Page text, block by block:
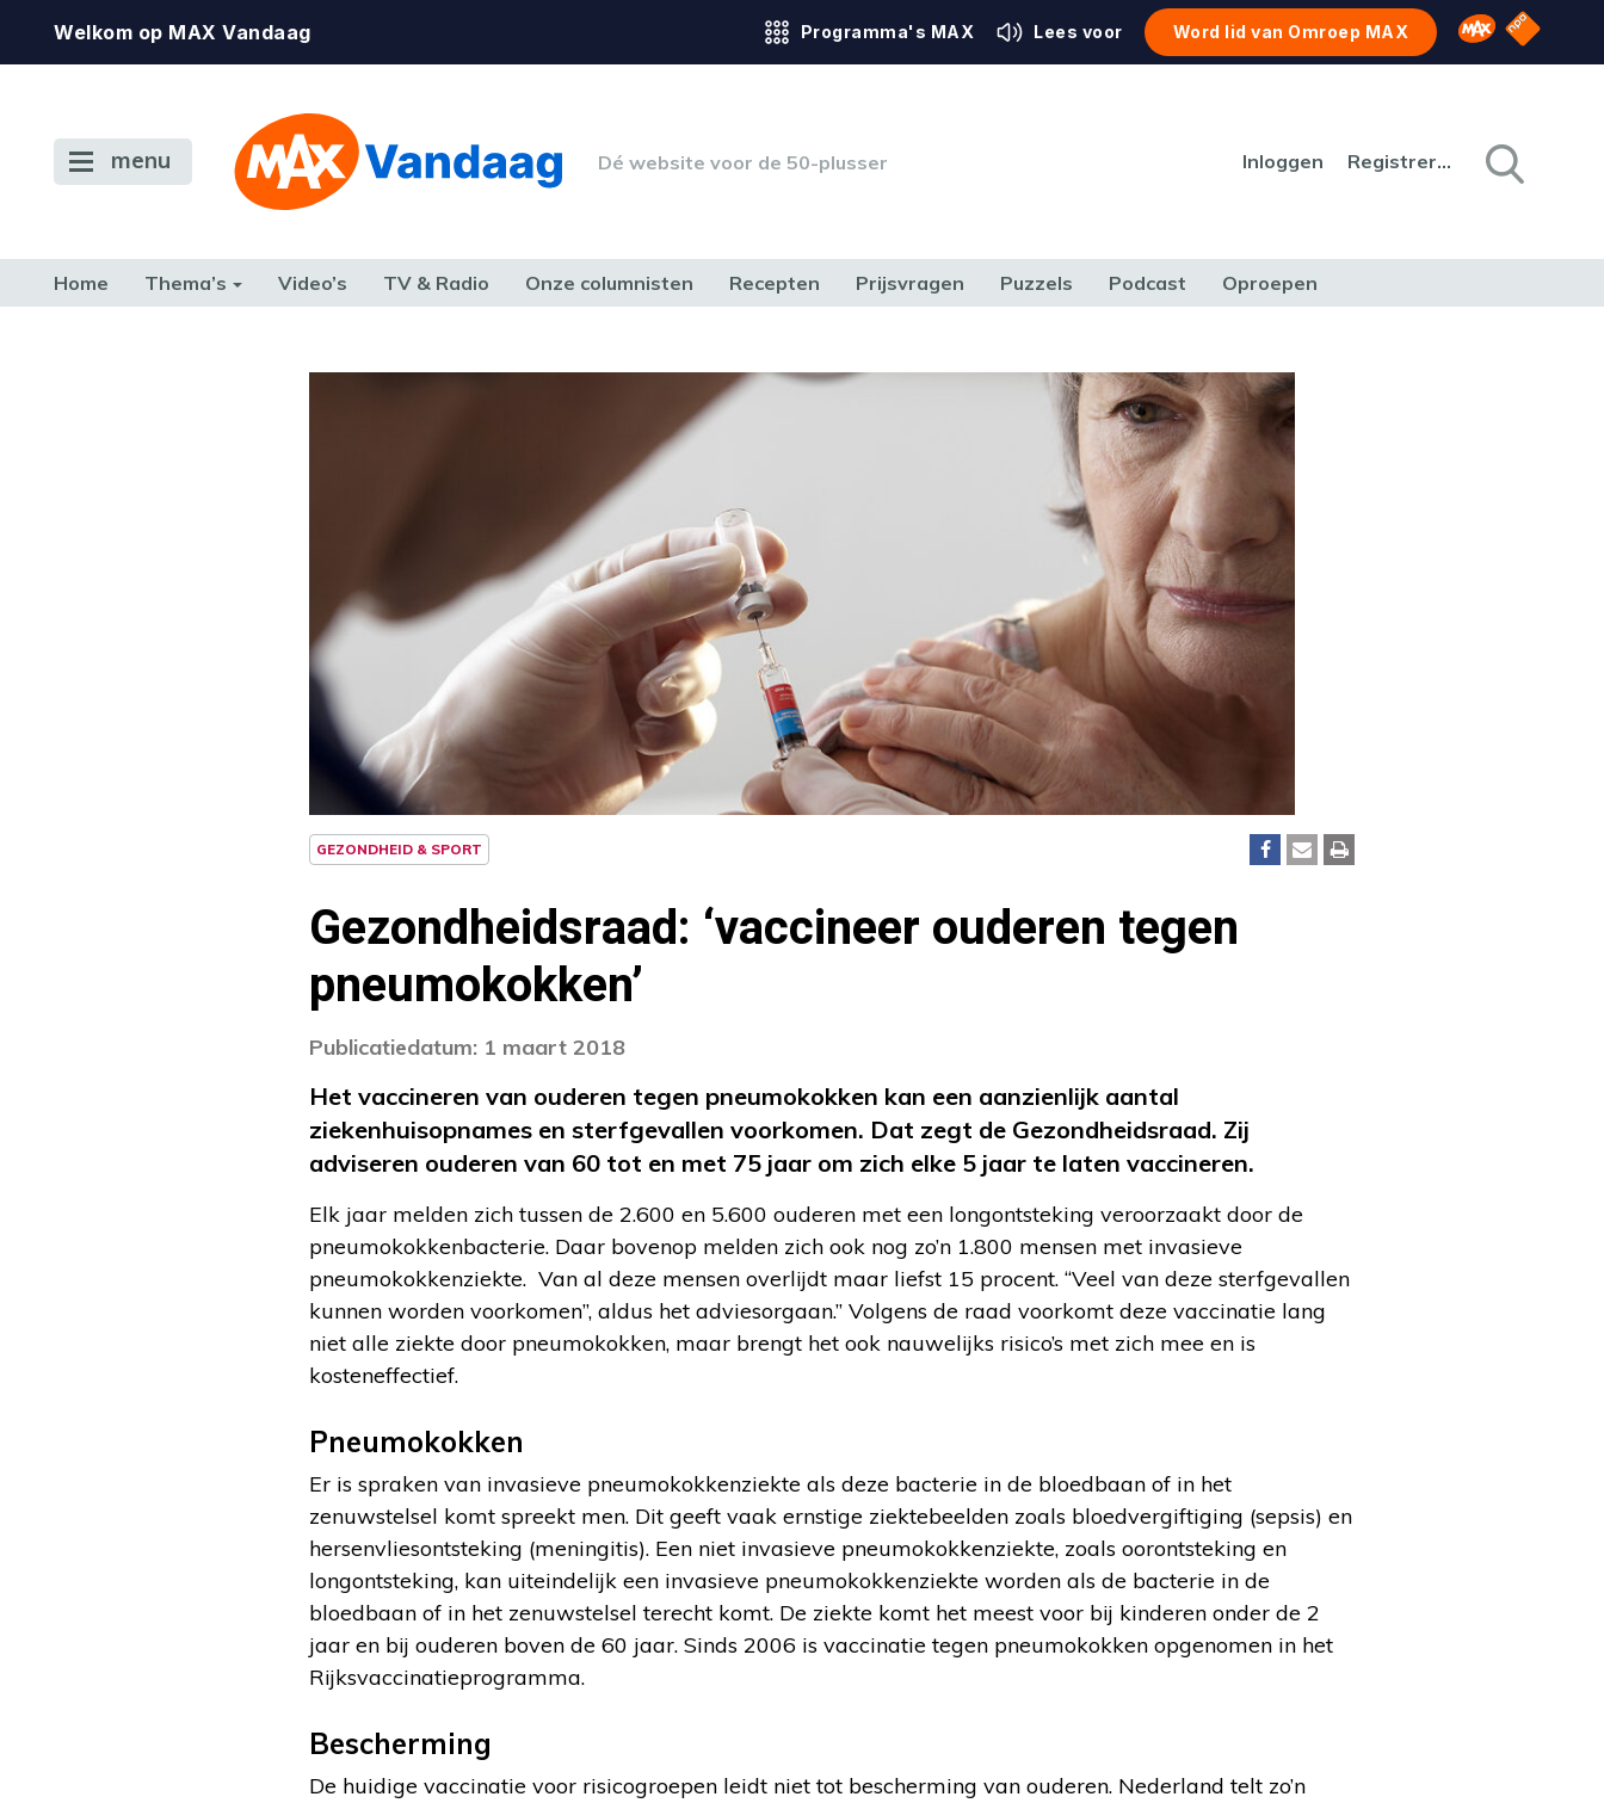
Welkom op MAX Vandaag Programma's MAX Lees voor Word lid van Omroep MAX Omroep MAX
NPO
menu Dé website voor de 50-plusser Inloggen Registreren
Home Thema’s Video’s TV & Radio Onze columnisten Recepten Prijsvragen Puzzels Podcast Oproepen
GEZONDHEID & SPORT
Gezondheidsraad: ‘vaccineer ouderen tegen
pneumokokken’
Publicatiedatum: 1 maart 2018
Het vaccineren van ouderen tegen pneumokokken kan een aanzienlijk aantal
ziekenhuisopnames en sterfgevallen voorkomen. Dat zegt de Gezondheidsraad. Zij
adviseren ouderen van 60 tot en met 75 jaar om zich elke 5 jaar te laten vaccineren.
Elk jaar melden zich tussen de 2.600 en 5.600 ouderen met een longontsteking veroorzaakt door de
pneumokokkenbacterie. Daar bovenop melden zich ook nog zo’n 1.800 mensen met invasieve
pneumokokkenziekte. Van al deze mensen overlijdt maar liefst 15 procent. “Veel van deze sterfgevallen
kunnen worden voorkomen”, aldus het adviesorgaan.” Volgens de raad voorkomt deze vaccinatie lang
niet alle ziekte door pneumokokken, maar brengt het ook nauwelijks risico’s met zich mee en is
kosteneffectief.
Pneumokokken
Er is spraken van invasieve pneumokokkenziekte als deze bacterie in de bloedbaan of in het
zenuwstelsel komt spreekt men. Dit geeft vaak ernstige ziektebeelden zoals bloedvergiftiging (sepsis) en
hersenvliesontsteking (meningitis). Een niet invasieve pneumokokkenziekte, zoals oorontsteking en
longontsteking, kan uiteindelijk een invasieve pneumokokkenziekte worden als de bacterie in de
bloedbaan of in het zenuwstelsel terecht komt. De ziekte komt het meest voor bij kinderen onder de 2
jaar en bij ouderen boven de 60 jaar. Sinds 2006 is vaccinatie tegen pneumokokken opgenomen in het
Rijksvaccinatieprogramma.
Bescherming
De huidige vaccinatie voor risicogroepen leidt niet tot bescherming van ouderen. Nederland telt zo’n